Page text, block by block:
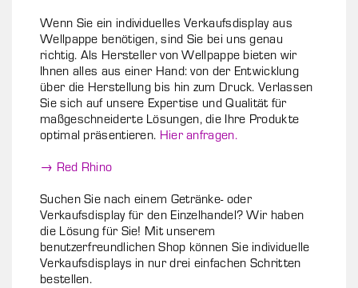
Wenn Sie ein individuelles Verkaufsdisplay aus
Wellpappe benötigen, sind Sie bei uns genau
richtig. Als Hersteller von Wellpappe bieten wir
Ihnen alles aus einer Hand: von der Entwicklung
über die Herstellung bis hin zum Druck. Verlassen
Sie sich auf unsere Expertise und Qualität für
maßgeschneiderte Lösungen, die Ihre Produkte
optimal präsentieren. Hier anfragen.
→ Red Rhino
Suchen Sie nach einem Getränke- oder
Verkaufsdisplay für den Einzelhandel? Wir haben
die Lösung für Sie! Mit unserem
benutzerfreundlichen Shop können Sie individuelle
Verkaufsdisplays in nur drei einfachen Schritten
bestellen.